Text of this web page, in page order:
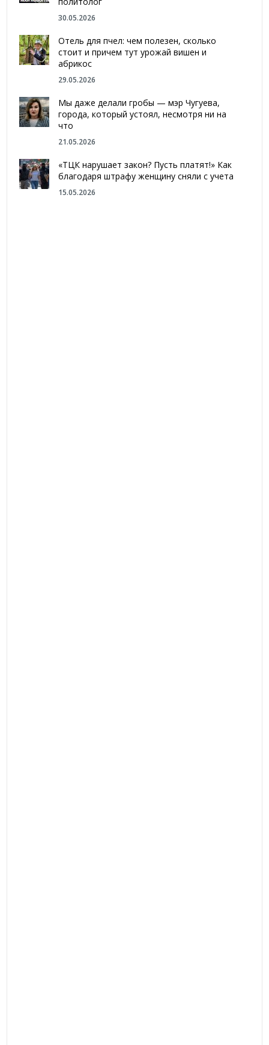
30.05.2026
Отель для пчел: чем полезен, сколько
стоит и причем тут урожай вишен и
абрикос
29.05.2026
Мы даже делали гробы — мэр Чугуева,
города, который устоял, несмотря ни на
что
21.05.2026
«ТЦК нарушает закон? Пусть платят!» Как
благодаря штрафу женщину сняли с учета
15.05.2026